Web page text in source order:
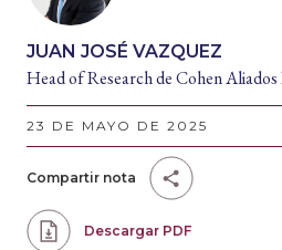
JUAN JOSÉ VAZQUEZ
Head of Research de Cohen Aliados
23 DE MAYO DE 2025
Compartir nota
Descargar PDF